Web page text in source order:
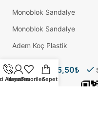
Monoblok Sandalye
Monoblok Sandalye
Adem Koç Plastik
Arayın
HesabımFavorilerSepet
Eyfel
Ayak
45,50₺